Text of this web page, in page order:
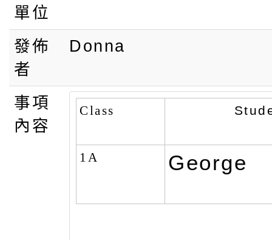
單位
發佈
者
Donna
事項
內容
Class
1A George